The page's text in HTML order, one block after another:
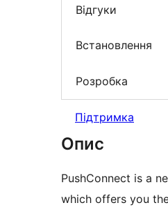
Відгуки
Встановлення
Розробка
Підтримка
Опис
PushConnect is a
which offers you